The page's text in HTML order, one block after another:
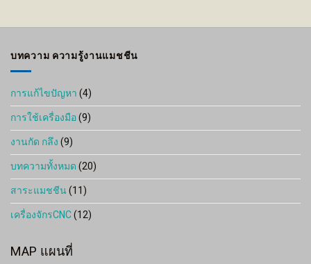
บทความ ความรู้งานแมชชีน
การแก้ไขปัญหา(4)
การใช้เครื่องมือ(9)
งานกัด กลึง(9)
บทความทั้งหมด(20)
สาระแมชชีน(11)
เครื่องจักรCNC(12)
MAP แผนที่